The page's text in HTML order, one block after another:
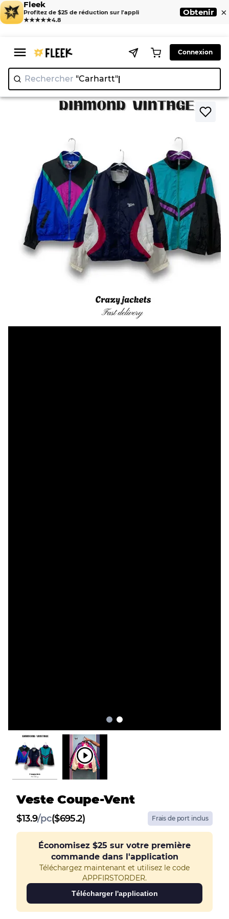
Fleek
Profitez de $25 de réduction sur l'appli
★★★★★4.8
Obtenir ×
Connexion
Rechercher "Carh
Home > Jackets > Veste coupe-vent
Veste Coupe-Vent
$13.9/pc($695.2) Frais de port inclus
Économisez $25 sur votre première
commande dans l'application
Téléchargez maintenant et utilisez le code
APPFIRSTORDER.
Télécharger l'application